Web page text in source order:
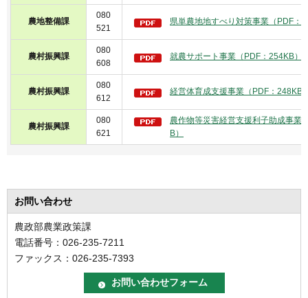
農地整備課
080
521
県単農地地すべり対策事業（PDF：
農村振興課
080
608
就農サポート事業（PDF：254KB）
農村振興課
080
612
経営体育成支援事業（PDF：248KB
農村振興課
080
621
農作物等災害経営支援利子助成事業
B）
お問い合わせ
農政部農業政策課
電話番号：026-235-7211
ファックス：026-235-7393